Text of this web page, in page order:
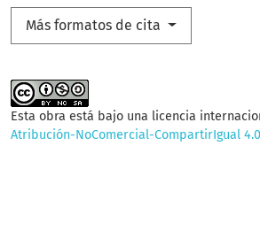
Más formatos de cita
Esta obra está bajo una licencia
Atribución-NoComercial-CompartirIgual 4.0